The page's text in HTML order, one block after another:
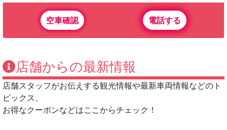
空車確認 電話する
店舗からの最新情報
店舗スタッフがお伝えする観光情報や最新車両情報などのト
ピックス、
お得なクーポンなどはここからチェック！